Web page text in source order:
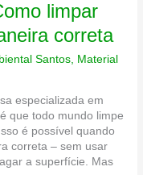
limpar
correta
Santos
Material
especializada em
que todo mundo limpe
é possível quando
correta – sem usar
a superfície. Mas